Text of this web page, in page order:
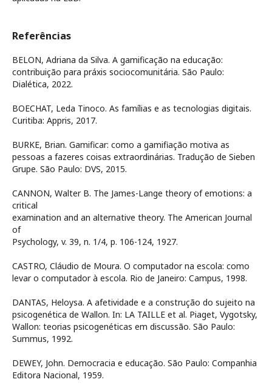
Referências
BELON, Adriana da Silva. A gamificação na educação:
contribuição para práxis sociocomunitária. São Paulo:
Dialética, 2022.
BOECHAT, Leda Tinoco. As famílias e as tecnologias digitais.
Curitiba: Appris, 2017.
BURKE, Brian. Gamificar: como a gamifiação motiva as
pessoas a fazeres coisas extraordinárias. Tradução de Sieben
Grupe. São Paulo: DVS, 2015.
CANNON, Walter B. The James-Lange theory of emotions: a
critical
examination and an alternative theory. The American Journal
of
Psychology, v. 39, n. 1/4, p. 106-124, 1927.
CASTRO, Cláudio de Moura. O computador na escola: como
levar o computador à escola. Rio de Janeiro: Campus, 1998.
DANTAS, Heloysa. A afetividade e a construção do sujeito na
psicogenética de Wallon. In: LA TAILLE et al. Piaget, Vygotsky,
Wallon: teorias psicogenéticas em discussão. São Paulo:
Summus, 1992.
DEWEY, John. Democracia e educação. São Paulo: Companhia
Editora Nacional, 1959.